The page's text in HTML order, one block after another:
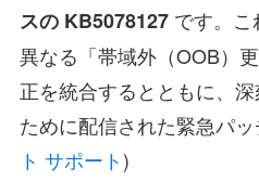
スの KB5078127です。こ
異なる「帯域外（OOB）
正を統合するとともに、
ために配信された緊急パ
ト サポート)